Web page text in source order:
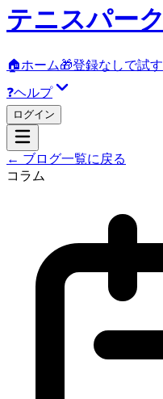
テニスパーク
🏠ホーム🎁登録なしで試す
❓ヘルプ
ログイン
← ブログ一覧に戻る
コラム